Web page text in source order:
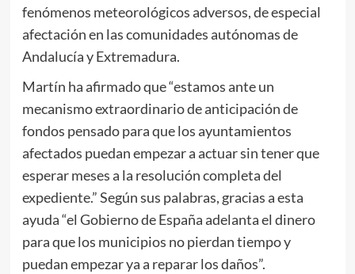
fenómenos meteorológicos adversos, de especial
afectación en las comunidades autónomas de
Andalucía y Extremadura.
Martín ha afirmado que “estamos ante un
mecanismo extraordinario de anticipación de
fondos pensado para que los ayuntamientos
afectados puedan empezar a actuar sin tener que
esperar meses a la resolución completa del
expediente.” Según sus palabras, gracias a esta
ayuda “el Gobierno de España adelanta el dinero
para que los municipios no pierdan tiempo y
puedan empezar ya a reparar los daños”.